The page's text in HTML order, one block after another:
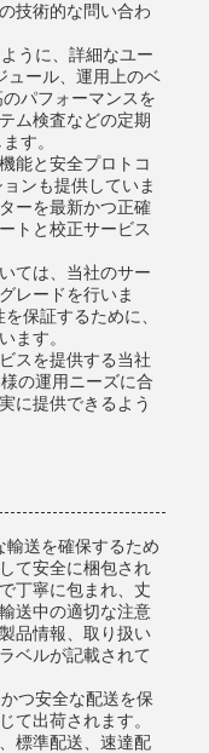
技術的な問い合わ
うに、詳細なユー
ュール、運用上のベ
パフォーマンスを
ム検査などの定期
す。
能と安全プロトコ
ンも提供していま
ーを最新かつ正確
トと校正サービス
ては、当社のサー
レードを行いま
保証するために、
ます。
スを提供する当社
の運用ニーズに合
に提供できるよう
輸送を確保するため
て安全に梱包され
丁寧に包まれ、丈
送中の適切な注意
品情報、取り扱い
ベルが記載されて
つ安全な配送を保
て出荷されます。
標準配送、速達配